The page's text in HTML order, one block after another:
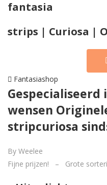
fantasia
strips | Curiosa |
Fantasiashop
wensen
stripcuriosa
By Weelee
Fijne prijzen! – Grote